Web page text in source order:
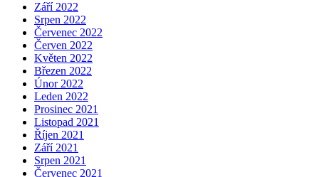
Září 2022
Srpen 2022
Červenec 2022
Červen 2022
Květen 2022
Březen 2022
Únor 2022
Leden 2022
Prosinec 2021
Listopad 2021
Říjen 2021
Září 2021
Srpen 2021
Červenec 2021